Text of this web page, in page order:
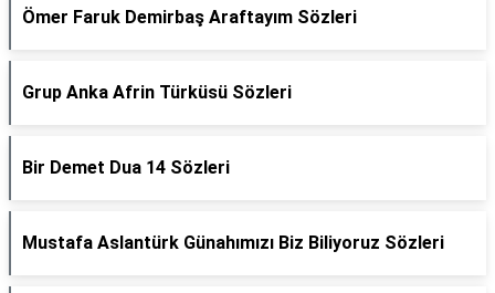
Ömer Faruk Demirbaş Araftayım Sözleri
Grup Anka Afrin Türküsü Sözleri
Bir Demet Dua 14 Sözleri
Mustafa Aslantürk Günahımızı Biz Biliyoruz Sözleri